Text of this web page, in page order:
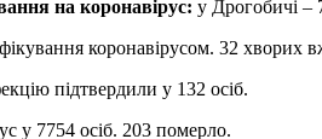
на коронавірус: у Дрогобичі –
коронавірусом. 32 хворих
підтвердили у 132 осіб.
у 7754 осіб. 203 померло.